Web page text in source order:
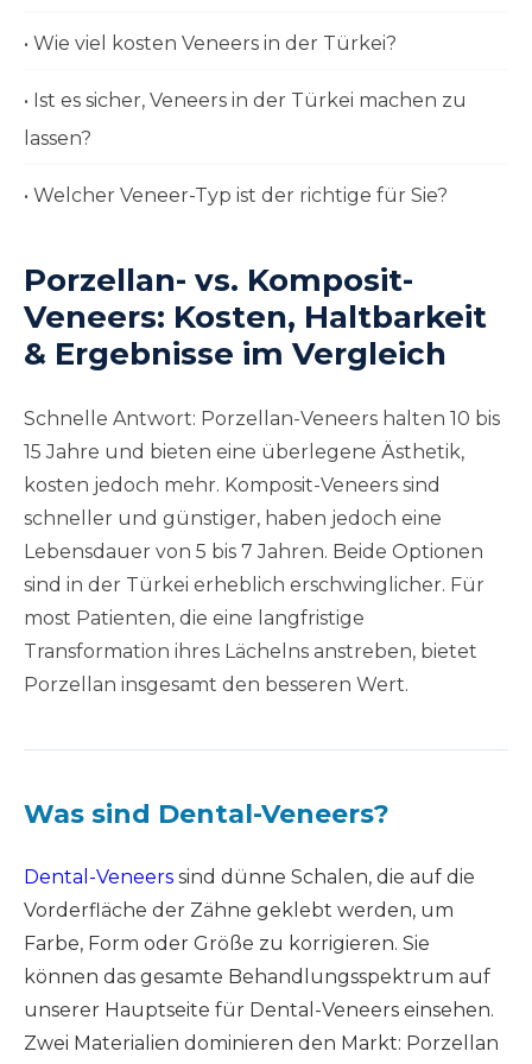
• Wie viel kosten Veneers in der Türkei?
• Ist es sicher, Veneers in der Türkei machen zu
lassen?
• Welcher Veneer-Typ ist der richtige für Sie?
Porzellan- vs. Komposit-
Veneers: Kosten, Haltbarkeit
& Ergebnisse im Vergleich
Schnelle Antwort: Porzellan-Veneers halten 10 bis
15 Jahre und bieten eine überlegene Ästhetik,
kosten jedoch mehr. Komposit-Veneers sind
schneller und günstiger, haben jedoch eine
Lebensdauer von 5 bis 7 Jahren. Beide Optionen
sind in der Türkei erheblich erschwinglicher. Für
most Patienten, die eine langfristige
Transformation ihres Lächelns anstreben, bietet
Porzellan insgesamt den besseren Wert.
Was sind Dental-Veneers?
Dental-Veneers sind dünne Schalen, die auf die
Vorderfläche der Zähne geklebt werden, um
Farbe, Form oder Größe zu korrigieren. Sie
können das gesamte Behandlungsspektrum auf
unserer Hauptseite für Dental-Veneers einsehen.
Zwei Materialien dominieren den Markt: Porzellan